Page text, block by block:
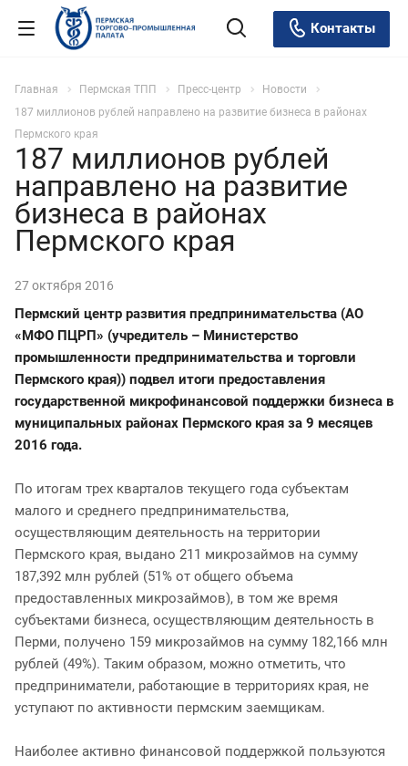
Контакты
Главная Пермская ТПП Пресс-центр
Новости
187 миллионов рублей направлено на развитие бизнеса в районах
Пермского края
187 миллионов рублей
направлено на развитие
бизнеса в районах
Пермского края
27 октября 2016
Пермский центр развития предпринимательства (АО
«МФО ПЦРП» (учредитель – Министерство
промышленности предпринимательства и торговли
Пермского края)) подвел итоги предоставления
государственной микрофинансовой поддержки бизнеса в
муниципальных районах Пермского края за 9 месяцев
2016 года.
По итогам трех кварталов текущего года субъектам
малого и среднего предпринимательства,
осуществляющим деятельность на территории
Пермского края, выдано 211 микрозаймов на сумму
187,392 млн рублей (51% от общего объема
предоставленных микрозаймов), в том же время
субъектами бизнеса, осуществляющим деятельность в
Перми, получено 159 микрозаймов на сумму 182,166 млн
рублей (49%). Таким образом, можно отметить, что
предприниматели, работающие в территориях края, не
уступают по активности пермским заемщикам.
Наиболее активно финансовой поддержкой пользуются